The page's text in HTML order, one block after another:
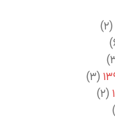
(۲)
(۳)
(۲)